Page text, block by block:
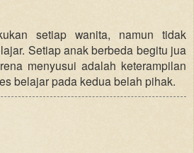
setiap wanita, namun tidak
Setiap anak berbeda begitu jua
menyusui adalah keterampilan
belajar pada kedua belah pihak.